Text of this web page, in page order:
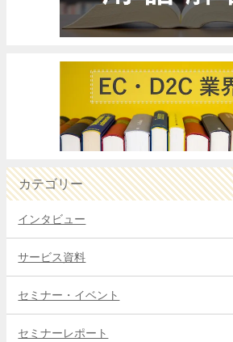
カテゴリー
インタビュー
サービス資料
セミナー・イベント
セミナーレポート